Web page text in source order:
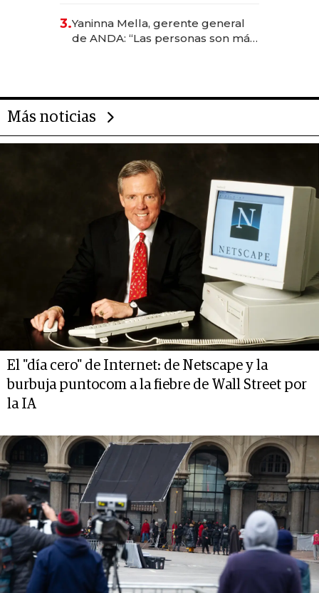
anticipación y prepara apertura
3.Yaninna Mella, gerente general
de ANDA: “Las personas son más
Más noticias
El "día cero" de Internet: de Netscape y la
burbuja puntocom a la fiebre de Wall Street por
la IA